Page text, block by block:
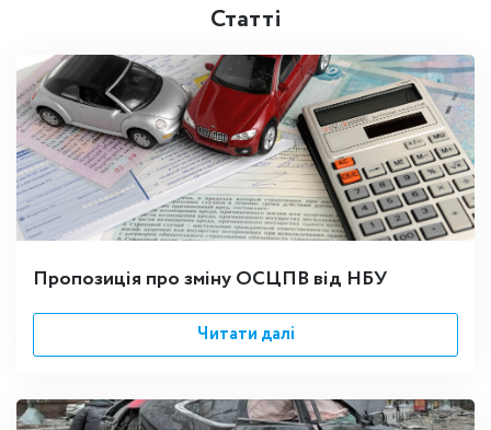
Статті
Пропозиція про зміну ОСЦПВ від НБУ
Читати далі